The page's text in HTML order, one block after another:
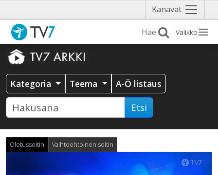
Kanavat Näytä
valikko
Valikko
Kategoria Teema A-Ö listaus
Etsi
Oletussoitin Vaihtoehtoinen soitin